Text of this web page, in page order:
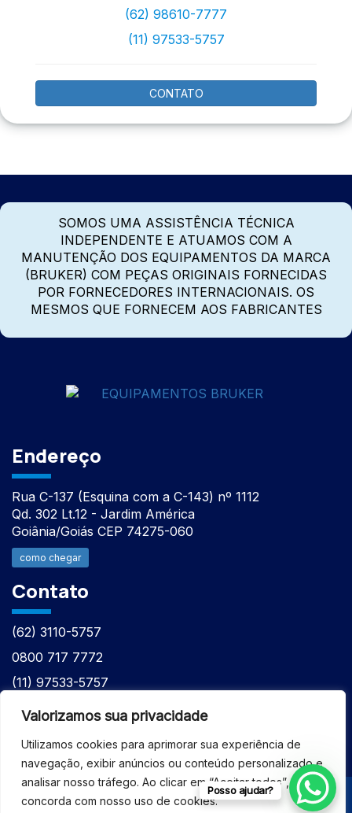
Valorizamos sua privacidade
Utilizamos cookies para aprimorar sua experiência de
navegação, exibir anúncios ou conteúdo personalizado e
analisar nosso tráfego. Ao clicar em “Aceitar todos”, você
concorda com nosso uso de cookies.
(62) 98610-7777
(11) 97533-5757
CONTATO
SOMOS UMA ASSISTÊNCIA TÉCNICA
INDEPENDENTE E ATUAMOS COM A
MANUTENÇÃO DOS EQUIPAMENTOS DA MARCA
(BRUKER) COM PEÇAS ORIGINAIS FORNECIDAS
POR FORNECEDORES INTERNACIONAIS. OS
MESMOS QUE FORNECEM AOS FABRICANTES
Endereço
Rua C-137 (Esquina com a C-143) nº 1112
Qd. 302 Lt.12 - Jardim América
Goiânia/Goiás CEP 74275-060
como chegar
Contato
(62) 3110-5757
0800 717 7772
(11) 97533-5757
(62) 98610-7777
Posso ajudar?